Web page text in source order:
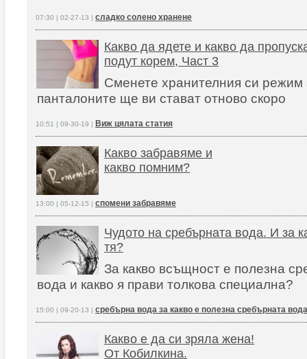
07:30 | 02-27-13 | сладко солено хранене
Какво да ядете и какво да
подут корем, Част 3
Сменете хранителния си режим
панталоните ще ви стават отново скоро
10:51 | 09-30-19 | Виж цялата статия
Какво забравяме и
какво помним?
13:00 | 05-12-15 | спомени забравяме
Чудото на сребърната вода. И за
тя?
За какво всъщност е полезна
вода и какво я прави толкова специална?
15:00 | 09-20-13 | сребърна вода за какво е полезна сребърната вода
Какво е да си зряла жена!
От Кобилкина.